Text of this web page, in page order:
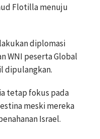
Flotilla menuju
diplomasi
WNI peserta Global
dipulangkan.
tetap fokus pada
meski mereka
Israel.